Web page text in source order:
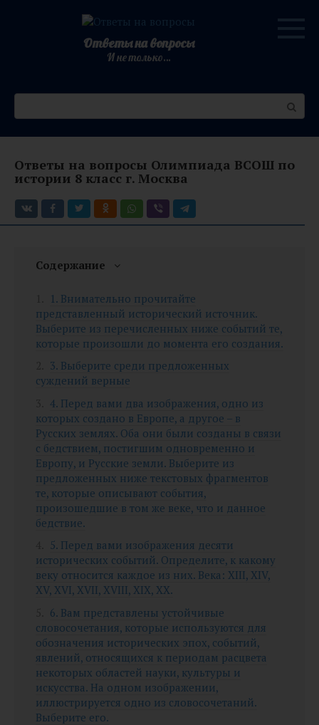
Ответы на вопросы
И не только…
Ответы на вопросы Олимпиада ВСОШ по
истории 8 класс г. Москва
Содержание
1. Внимательно прочитайте
представленный исторический источник.
Выберите из перечисленных ниже событий те,
которые произошли до момента его создания.
3. Выберите среди предложенных
суждений верные
4. Перед вами два изображения, одно из
которых создано в Европе, а другое – в
Русских землях. Оба они были созданы в связи
с бедствием, постигшим одновременно и
Европу, и Русские земли. Выберите из
предложенных ниже текстовых фрагментов
те, которые описывают события,
произошедшие в том же веке, что и данное
бедствие.
5. Перед вами изображения десяти
исторических событий. Определите, к какому
веку относится каждое из них. Века: XIII, XIV,
XV, XVI, XVII, XVIII, XIX, XX.
6. Вам представлены устойчивые
словосочетания, которые используются для
обозначения исторических эпох, событий,
явлений, относящихся к периодам расцвета
некоторых областей науки, культуры и
искусства. На одном изображении,
иллюстрируется одно из словосочетаний.
Выберите его.